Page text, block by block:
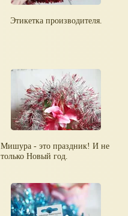
Этикетка производителя.
Мишура - это праздник! И не
только Новый год.